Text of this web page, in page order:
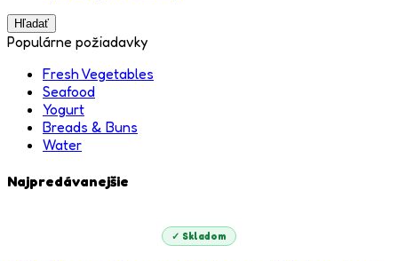
Hľadať
Populárne požiadavky
Fresh Vegetables
Seafood
Yogurt
Breads & Buns
Water
Najpredávanejšie
✓ Skladom